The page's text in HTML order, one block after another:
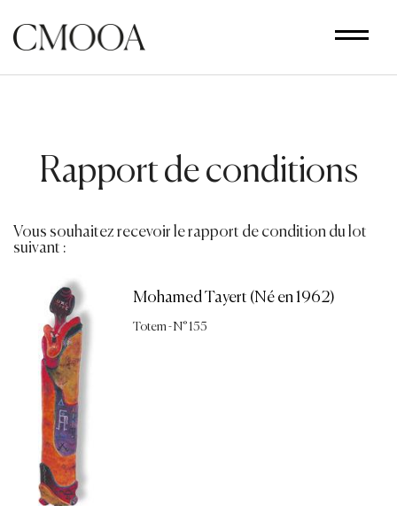
contenu
principal
Rapport de conditions
Vous souhaitez recevoir le rapport de condition du lot
suivant :
Mohamed Tayert (Né en 1962)
Totem - N° 155